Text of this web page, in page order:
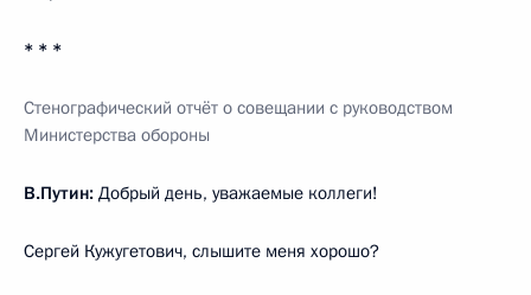
* * *
Стенографический отчёт о совещании с руководством
Министерства обороны
В.Путин: Добрый день, уважаемые коллеги!
Сергей Кужугетович, слышите меня хорошо?